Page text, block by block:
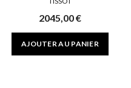
2045,00€
AJOUTER AU PANIER